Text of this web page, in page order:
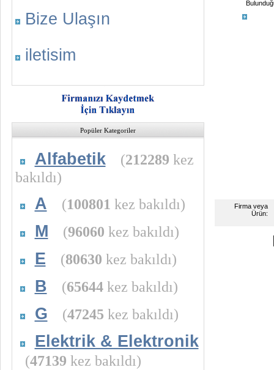
Bize Ulaşın
iletisim
Popüler Kategoriler
Alfabetik (212289 kez
bakıldı)
A (100801 kez bakıldı)
M (96060 kez bakıldı)
E (80630 kez bakıldı)
B (65644kez bakıldı)
G (47245 kez bakıldı)
Elektrik & Elektronik
(47139 kez bakıldı)
Firma veya
Ürün: